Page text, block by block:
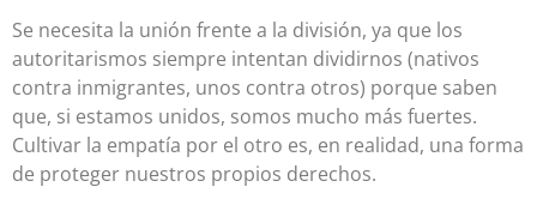
Se necesita la unión frente a la división, ya que los
autoritarismos siempre intentan dividirnos (nativos
contra inmigrantes, unos contra otros) porque saben
que, si estamos unidos, somos mucho más fuertes.
Cultivar la empatía por el otro es, en realidad, una forma
de proteger nuestros propios derechos.